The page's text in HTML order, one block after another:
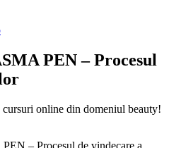
PEN – Procesul
cursuri online din domeniul beauty!
– Procesul de vindecare a